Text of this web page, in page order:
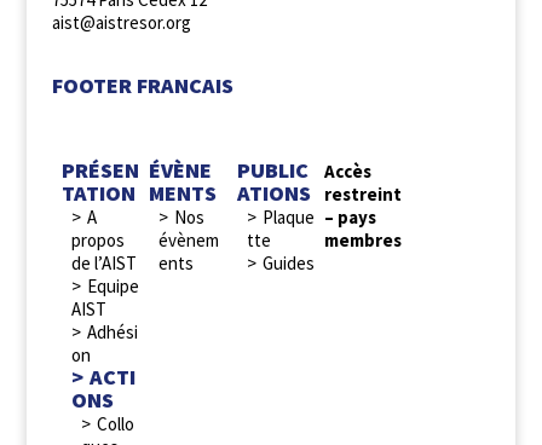
aist@aistresor.org
FOOTER FRANCAIS
PRÉSEN
TATION
A
propos
de l’AIST
Equipe
AIST
Adhési
on
ACTI
ONS
Collo
ÉVÈNE
MENTS
Nos
évènem
ents
PUBLIC
ATIONS
Plaque
tte
Guides
Accès
restreint
– pays
membres